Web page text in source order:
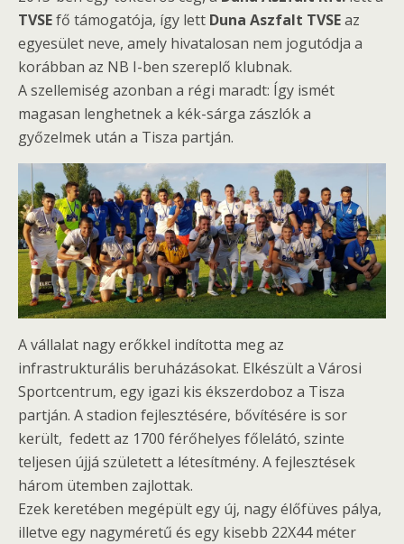
TVSEfő támogatója, így lett Duna Aszfalt TVSEaz
egyesület neve, amely hivatalosan nem jogutódja a
korábban az NB I-ben szereplő klubnak.
A szellemiség azonban a régi maradt: Így ismét
magasan lenghetnek a kék-sárga zászlók a
győzelmek után a Tisza partján.
A vállalat nagy erőkkel indította meg az
infrastrukturális beruházásokat. Elkészült a Városi
Sportcentrum, egy igazi kis ékszerdoboz a Tisza
partján. A stadion fejlesztésére, bővítésére is sor
került, fedett az 1700 férőhelyes főlelátó, szinte
teljesen újjá született a létesítmény. A fejlesztések
három ütemben zajlottak.
Ezek keretében megépült egy új, nagy élőfüves pálya,
illetve egy nagyméretű és egy kisebb 22X44 méter